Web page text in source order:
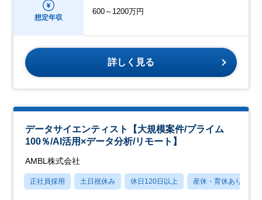
想定年収
600～1200万円
詳しく見る
データサイエンティスト【大規模案件/プライム
100％/AI活用×データ分析/リモート】
AMBL株式会社
正社員採用 土日祝休み 休日120日以上 産休・育休あり